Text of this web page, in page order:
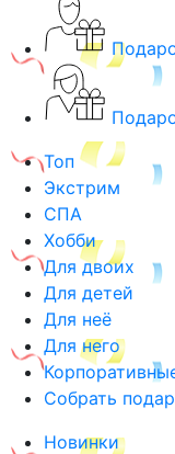
Топ
Экстрим
СПА
Хобби
Для двоих
Для детей
Для неё
Для него
Собрать
Новинки